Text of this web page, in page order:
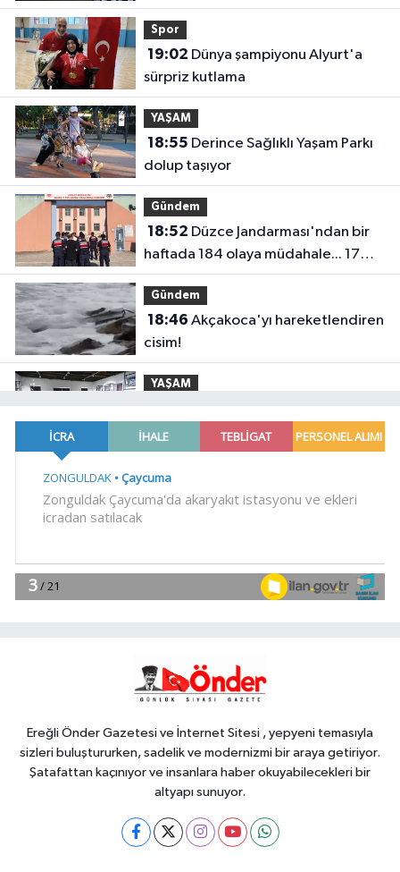
Spor
19:02
sürpriz kutlama
YAŞAM
18:55
dolup taşıyor
Gündem
18:52
haftada 184 olaya müdahale... 17
aranan kişi yakalandı
Gündem
18:46
cisim!
YAŞAM
çalışmaları yerinde incelendi
18:40Akçakoca'yı hareketlendiren
18:25
eğitimleri coşkusu
Ereğli Önder Gazetesi ve İnternet Sitesi , yepyeni temasıyla
sizleri buluştururken, sadelik ve modernizmi bir araya getiriyor.
Şatafattan kaçınıyor ve insanlara haber okuyabilecekleri bir
altyapı sunuyor.